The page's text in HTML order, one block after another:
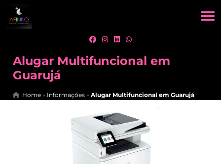
Alugar Multifuncional em
Guarujá
Home » Informações »Alugar Multifuncional em Guarujá